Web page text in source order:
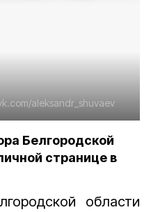
aleksandr_shuvaev
Белгородской
странице в
области